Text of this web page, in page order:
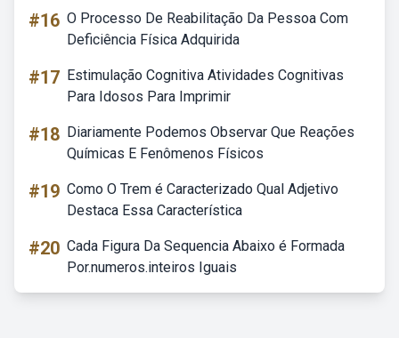
#16 O Processo De Reabilitação Da Pessoa Com
Deficiência Física Adquirida
#17 Estimulação Cognitiva Atividades Cognitivas
Para Idosos Para Imprimir
#18 Diariamente Podemos Observar Que Reações
Químicas E Fenômenos Físicos
#19 Como O Trem é Caracterizado Qual Adjetivo
Destaca Essa Característica
#20 Cada Figura Da Sequencia Abaixo é Formada
Por.numeros.inteiros Iguais